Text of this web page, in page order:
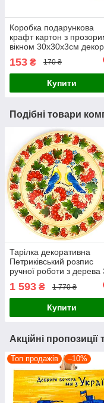
Коробка подарункова
крафт картон з
вікном 30х30х3см декор
153 ₴ 170 ₴
Купити
Подібні товари
Тарілка декоративна
Петриківський розпис
ручної роботи з дерева
см ПТАХИ на КАЛИНІ
Український сувенір
1 593 ₴ 1 770 ₴
Купити
Акційні пропозиції
Топ продажів –10%